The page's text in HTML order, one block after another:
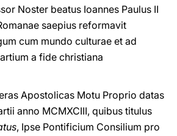
Noster beatus Ioannes Paulus II
saepius reformavit
cum mundo culturae et ad
a fide christiana
Apostolicas Motu Proprio datas
anno MCMXCIII, quibus titulus
, Ipse Pontificium Consilium pro